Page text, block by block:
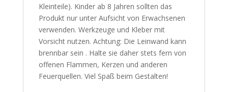
Kleinteile). Kinder ab 8 Jahren sollten das
Produkt nur unter Aufsicht von Erwachsenen
verwenden. Werkzeuge und Kleber mit
Vorsicht nutzen. Achtung: Die Leinwand kann
brennbar sein . Halte sie daher stets fern von
offenen Flammen, Kerzen und anderen
Feuerquellen. Viel Spaß beim Gestalten!